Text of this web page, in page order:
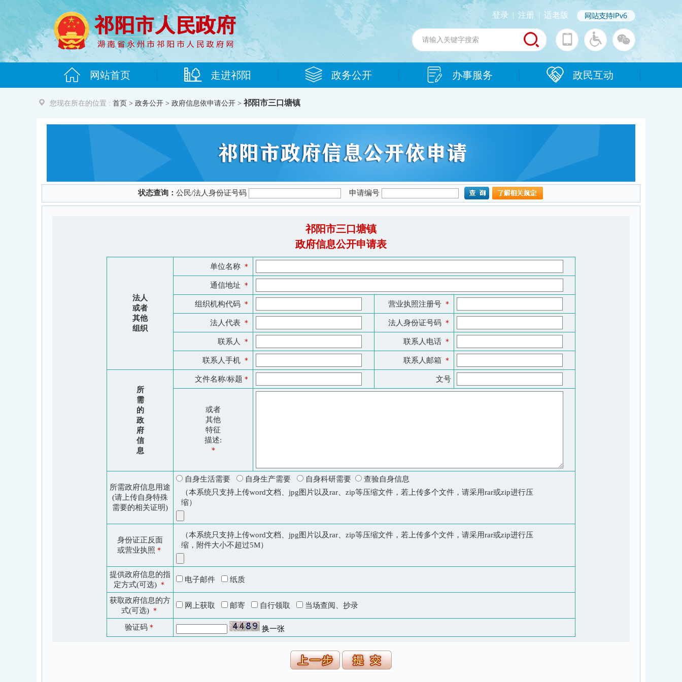
您现在所在的位置 : 首页 > 政务公开 > 政府信息依申请公开 >祁阳市三口塘镇
状态查询： 公民/法人身份证号码 申请编号
祁阳市三口塘镇
政府信息公开申请表
法人
或者
其他
组织
单位名称 ＊
通信地址 ＊
组织机构代码 ＊ 营业执照注册号 ＊
法人代表 ＊ 法人身份证号码 ＊
联系人 ＊ 联系人电话 ＊
联系人手机 ＊ 联系人邮箱 ＊
所
需
的
政
府
信
息
文件名称/标题 ＊ 文号
或者
其他
特征
描述:
＊
所需政府信息用途
(请上传自身特殊
需要的相关证明)
自身生活需要 自身生产需要 自身科研需要
查验自身信息
（本系统只支持上传word文档、jpg图片以及rar、zip等压缩文件，若上传多个文件，请采用rar或zip进行压
缩）
身份证正反面
或营业执照 ＊
（本系统只支持上传word文档、jpg图片以及rar、zip等压缩文件，若上传多个文件，请采用rar或zip进行压
缩，附件大小不超过5M）
提供政府信息的指
定方式(可选) ＊
电子邮件 纸质
获取政府信息的方
式(可选) ＊
网上获取 邮寄 自行领取 当场查阅、抄录
验证码 ＊ 换一张